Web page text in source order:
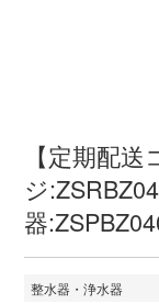
【定期配
ジ
器
整水器・浄水器